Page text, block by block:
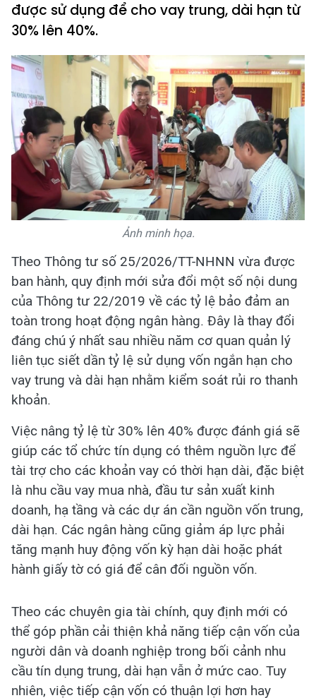
được sử dụng để cho vay trung, dài hạn từ
30% lên 40%.
Ảnh minh họa.
Theo Thông tư số 25/2026/TT-NHNN vừa được
ban hành, quy định mới sửa đổi một số nội dung
của Thông tư 22/2019 về các tỷ lệ bảo đảm an
toàn trong hoạt động ngân hàng. Đây là thay đổi
đáng chú ý nhất sau nhiều năm cơ quan quản lý
liên tục siết dần tỷ lệ sử dụng vốn ngắn hạn cho
vay trung và dài hạn nhằm kiểm soát rủi ro thanh
khoản.
Việc nâng tỷ lệ từ 30% lên 40% được đánh giá sẽ
giúp các tổ chức tín dụng có thêm nguồn lực để
tài trợ cho các khoản vay có thời hạn dài, đặc biệt
là nhu cầu vay mua nhà, đầu tư sản xuất kinh
doanh, hạ tầng và các dự án cần nguồn vốn trung,
dài hạn. Các ngân hàng cũng giảm áp lực phải
tăng mạnh huy động vốn kỳ hạn dài hoặc phát
hành giấy tờ có giá để cân đối nguồn vốn.
Theo các chuyên gia tài chính, quy định mới có
thể góp phần cải thiện khả năng tiếp cận vốn của
người dân và doanh nghiệp trong bối cảnh nhu
cầu tín dụng trung, dài hạn vẫn ở mức cao. Tuy
nhiên, việc tiếp cận vốn có thuận lợi hơn hay